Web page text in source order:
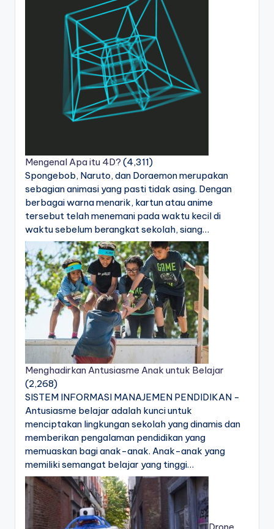
Mengenal Apa itu 4D? (4,311)
Spongebob, Naruto, dan Doraemon merupakan
sebagian animasi yang pasti tidak asing. Dengan
berbagai warna menarik, kartun atau anime
tersebut telah menemani pada waktu kecil di
waktu sebelum berangkat sekolah, siang…
Menghadirkan Antusiasme Anak untuk Belajar
(2,268)
SISTEM INFORMASI MANAJEMEN PENDIDIKAN -
Antusiasme belajar adalah kunci untuk
menciptakan lingkungan sekolah yang dinamis dan
memberikan pengalaman pendidikan yang
memuaskan bagi anak-anak. Anak-anak yang
memiliki semangat belajar yang tinggi…